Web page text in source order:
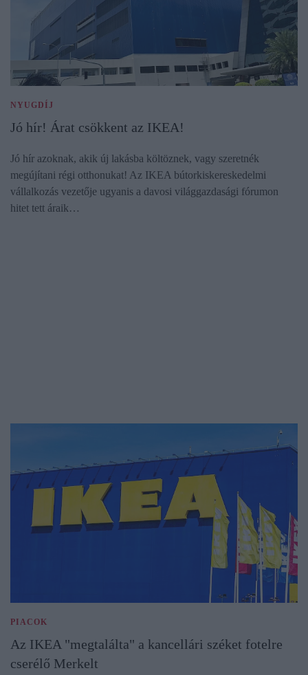
NYUGDÍJ
Jó hír! Árat csökkent az IKEA!
Jó hír azoknak, akik új lakásba költöznek, vagy szeretnék
megújítani régi otthonukat! Az IKEA bútorkiskereskedelmi
vállalkozás vezetője ugyanis a davosi világgazdasági fórumon
hitet tett áraik…
PIACOK
Az IKEA "megtalálta" a kancellári széket fotelre
cserélő Merkelt